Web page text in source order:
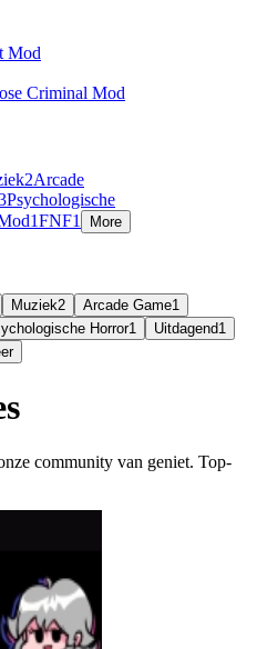
Mod
Criminal Mod
2Arcade
Psychologische
1FNF1 More
Muziek2 Arcade Game1
Horror1 Uitdagend1
community van geniet. Top-